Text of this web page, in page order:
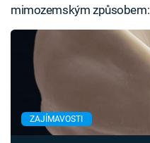
mimozemským způsobem:
ZAJÍMAVOSTI